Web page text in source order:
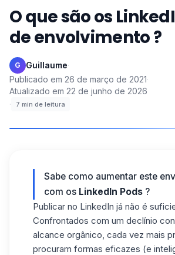
O que são os
de envolvimento ?
G Guillaume·
Publicado em 26 de março de 2021·
Atualizado em 22 de junho de 2026
·
7 min de leitura
Sabe como aumentar este
com os LinkedIn Pods ?
Publicar no LinkedIn já não é
Confrontados com um declínio
alcance orgânico, cada vez mais
procuram formas eficazes (e